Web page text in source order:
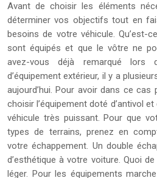
Avant de choisir les éléments
déterminer vos objectifs tout en
besoins de votre véhicule. Qu’est-
sont équipés et que le vôtre ne
avez-vous déjà remarqué lors
d’équipement extérieur, il y a
aujourd’hui. Pour avoir dans ce
choisir l’équipement doté d’antivol et
véhicule très puissant. Pour que
types de terrains, prenez en
votre échappement. Un double
d’esthétique à votre voiture. Quoi
léger. Pour les équipements